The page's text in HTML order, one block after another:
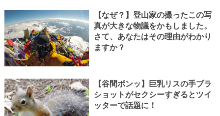
【なぜ？】登山家の撮ったこの写
真が大きな物議をかもしました。
さて、あなたはその理由がわかり
ますか？
【谷間ボンッ】巨乳リスの手ブラ
ショットがセクシーすぎるとツイ
ッターで話題に！